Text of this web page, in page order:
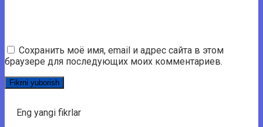
Сохранить моё имя, email и адрес сайта в этом
браузере для последующих моих комментариев.
Eng yangi fikrlar